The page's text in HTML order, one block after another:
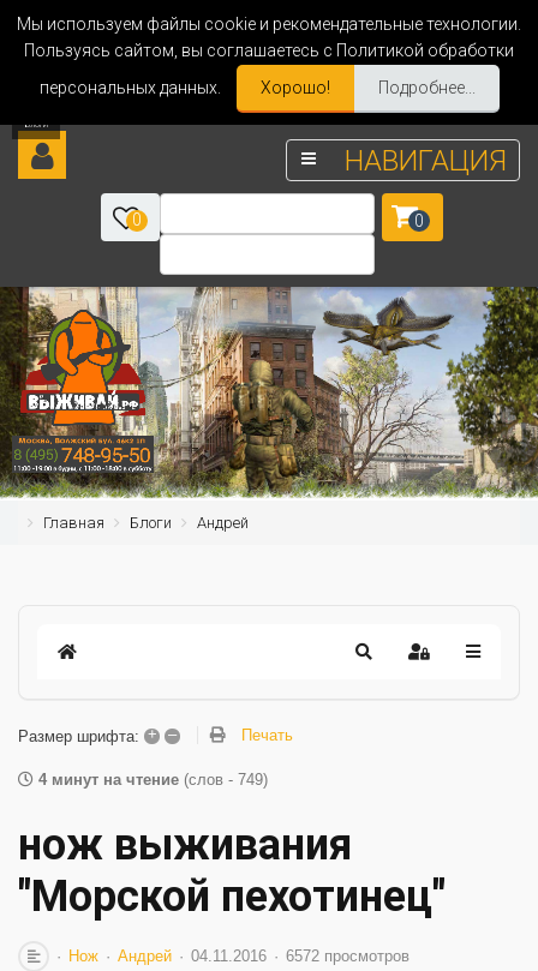
Мы используем файлы cookie и рекомендательные технологии.
Пользуясь сайтом, вы соглашаетесь с Политикой обработки
персональных данных.
Хорошо! Подробнее...
НАВИГАЦИЯ
0 0
Главная Блоги Андрей
Размер шрифта: + – Печать
4 минут на чтение (слов - 749)
нож выживания
"Морской пехотинец"
Нож Андрей 04.11.2016
6572 просмотров